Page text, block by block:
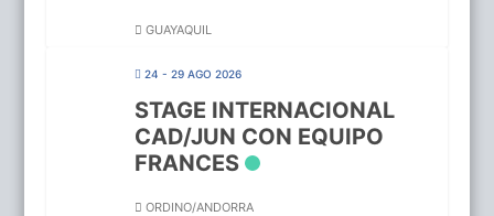
GUAYAQUIL
24 - 29 AGO 2026
STAGE INTERNACIONAL
CAD/JUN CON EQUIPO
FRANCES
ORDINO/ANDORRA